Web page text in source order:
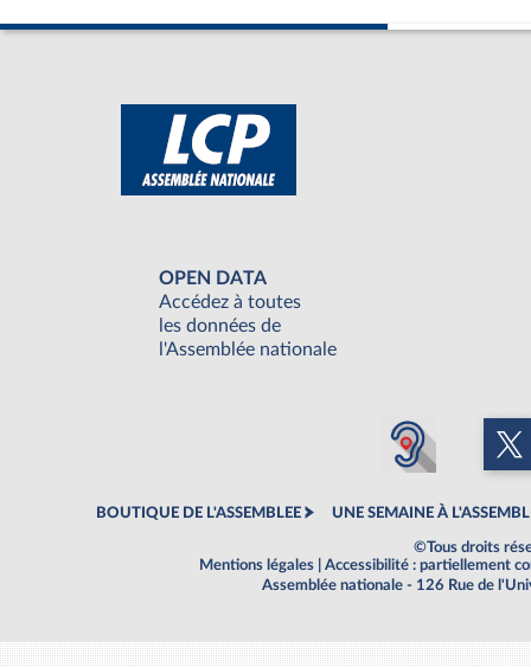
OPEN DATA
Accédez à toutes
les données de
l'Assemblée nationale
BOUTIQUE DE L'ASSEMBLEE UNE SEMAINE À
©Tous droits
Mentions légales
Accessibilité : partiellement
Assemblée nationale - 126 Rue de